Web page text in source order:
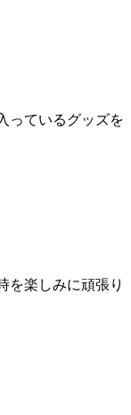
っているグッズを
を楽しみに頑張り